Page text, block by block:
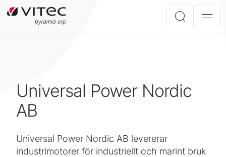
Universal Power Nordic
AB
Universal Power Nordic AB levererar
industrimotorer för industriellt och marint bruk